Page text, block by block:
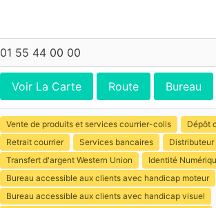
01 55 44 00 00
Voir La Carte Route Bureau
Vente de produits et services courrier-colis
Dépôt
Retrait courrier
Services bancaires
Transfert d'argent Western Union
Identité
Bureau accessible aux clients avec handicap moteur
Bureau accessible aux clients avec handicap visuel